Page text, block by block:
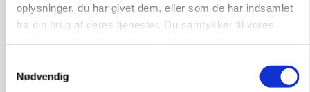
oplysninger, du har givet dem, eller som de har indsamlet
fra din brug af deres tjenester. Du samtykker til vores
Nødvendig
ARRANGEMENT
Markvandring sætter fokus på elefantgræs